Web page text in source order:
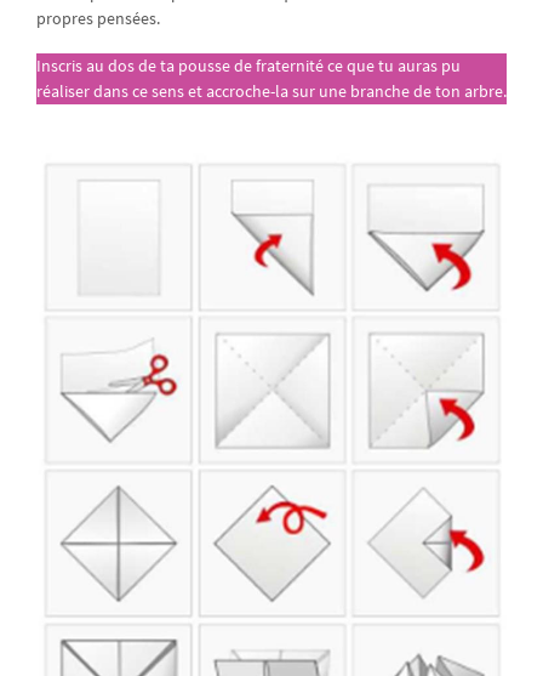
propres pensées.
Inscris au dos de ta pousse de fraternité ce que tu auras pu
réaliser dans ce sens et accroche-la sur une branche de ton arbre.